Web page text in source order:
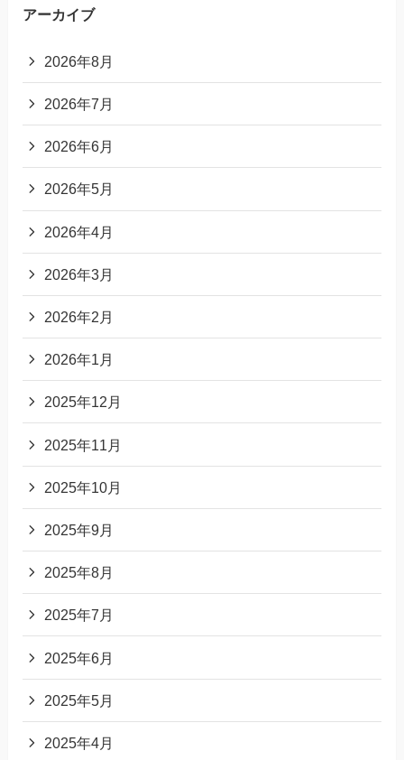
アーカイブ
2026年8月
2026年7月
2026年6月
2026年5月
2026年4月
2026年3月
2026年2月
2026年1月
2025年12月
2025年11月
2025年10月
2025年9月
2025年8月
2025年7月
2025年6月
2025年5月
2025年4月